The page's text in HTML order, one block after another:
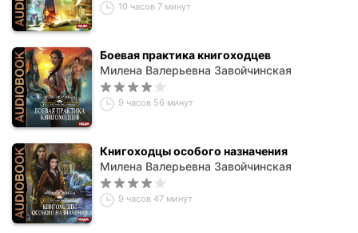
10 часов 7 минут
Боевая практика книгоходцев
Милена Валерьевна Завойчинская
9 часов 56 минут
Книгоходцы особого назначения
Милена Валерьевна Завойчинская
9 часов 47 минут